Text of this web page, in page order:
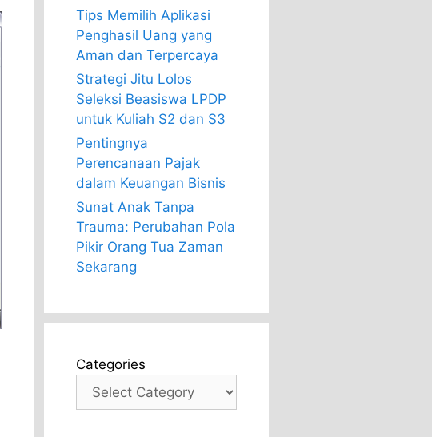
Tips Memilih Aplikasi
Penghasil Uang yang
Aman dan Terpercaya
Strategi Jitu Lolos
Seleksi Beasiswa LPDP
untuk Kuliah S2 dan S3
Pentingnya
Perencanaan Pajak
dalam Keuangan Bisnis
Sunat Anak Tanpa
Trauma: Perubahan Pola
Pikir Orang Tua Zaman
Sekarang
Categories